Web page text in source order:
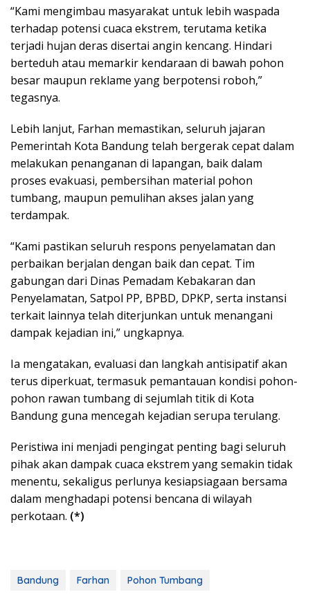
“Kami mengimbau masyarakat untuk lebih waspada
terhadap potensi cuaca ekstrem, terutama ketika
terjadi hujan deras disertai angin kencang. Hindari
berteduh atau memarkir kendaraan di bawah pohon
besar maupun reklame yang berpotensi roboh,”
tegasnya.
Lebih lanjut, Farhan memastikan, seluruh jajaran
Pemerintah Kota Bandung telah bergerak cepat dalam
melakukan penanganan di lapangan, baik dalam
proses evakuasi, pembersihan material pohon
tumbang, maupun pemulihan akses jalan yang
terdampak.
“Kami pastikan seluruh respons penyelamatan dan
perbaikan berjalan dengan baik dan cepat. Tim
gabungan dari Dinas Pemadam Kebakaran dan
Penyelamatan, Satpol PP, BPBD, DPKP, serta instansi
terkait lainnya telah diterjunkan untuk menangani
dampak kejadian ini,” ungkapnya.
Ia mengatakan, evaluasi dan langkah antisipatif akan
terus diperkuat, termasuk pemantauan kondisi pohon-
pohon rawan tumbang di sejumlah titik di Kota
Bandung guna mencegah kejadian serupa terulang.
Peristiwa ini menjadi pengingat penting bagi seluruh
pihak akan dampak cuaca ekstrem yang semakin tidak
menentu, sekaligus perlunya kesiapsiagaan bersama
dalam menghadapi potensi bencana di wilayah
perkotaan. (*)
Bandung Farhan Pohon Tumbang